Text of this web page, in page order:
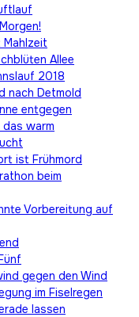
Allee
2018
nach Detmold
entgegen
das warm
ist Frühmord
beim
Vorbereitung auf
gegen den Wind
im Fiselregen
lassen